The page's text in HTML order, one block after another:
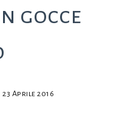
gocce
23 Aprile 2016